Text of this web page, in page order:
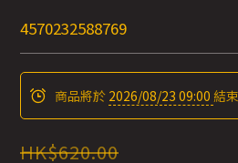
4570232588769
商品將於 2026/08/23 09:00 結
HK$620.00